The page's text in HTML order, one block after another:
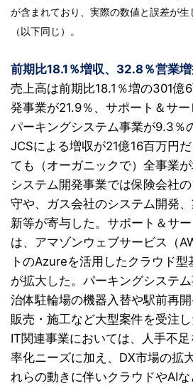
が含まれており、実際の数値と誤差が
（以下同じ）。
前期比18.1％増収、32.8％営業
売上高は前期比18.1％増の301億6
発事業が21.9％、サポート＆サー
パーキングシステム事業が9.3％
JCSによる増収が21億16百万円
ても（オーガニックで）全事業が
システム開発事業では保険会社
守や、ガス会社のシステム開発
新等が寄与した。サポート＆サ
は、アマゾンウェブサービス（
トのAzureを活用したクラウド型
が拡大した。パーキングシステ
治体駐輪場の機器入替や駅前再
販売・施工など大型案件を受注し
IT関連事業においては、人手不
率化ニーズに加え、DX市場の拡
れらの動きに伴いクラウドやAI